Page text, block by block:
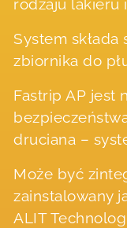
rodzaju lakieru
System
zbiornika do
Fastrip AP jest
druciana –
Może być
zainstalowany
ALIT